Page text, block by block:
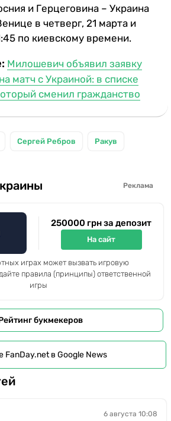
и Герцеговина – Украина
в четверг, 21 марта и
по киевскому времени.
Милошевич объявил заявку
матч с Украиной: в списке
сменил гражданство
Сергей Ребров Ракув
Реклама
250000 грн за депозит
На сайт
играх может вызвать игровую
правила (принципы) ответственной
игры
букмекеров
FanDay.net в Google News
6 августа 10:08